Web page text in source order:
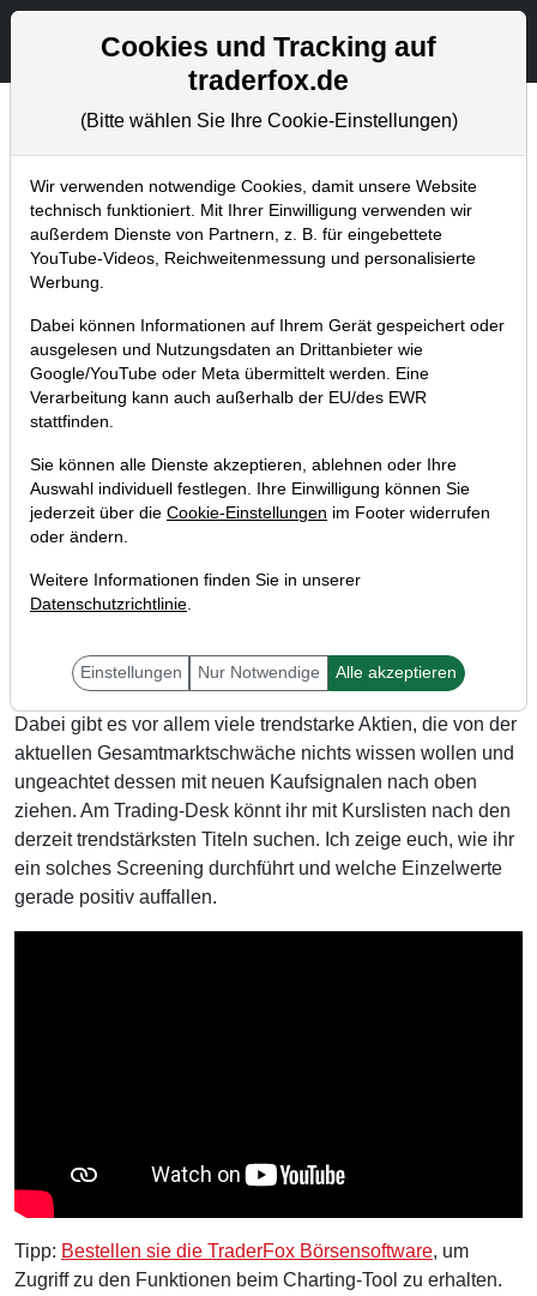
Aktien- und Artikelsuche
Trader-Blog
Home Blog Trader-Blog
Trendstärke - diese deutschen
Aktien ziehen nach oben
21.08.2025 um 09:36 Uhr |A. Zehetner
nachdem der DAX am 10. Juli ein neues Allzeithoch
markiert hat, ist der Index in einer Konsolidierung gefangen.
Dabei gibt es vor allem viele trendstarke Aktien, die von der
aktuellen Gesamtmarktschwäche nichts wissen wollen und
ungeachtet dessen mit neuen Kaufsignalen nach oben
ziehen. Am Trading-Desk könnt ihr mit Kurslisten nach den
derzeit trendstärksten Titeln suchen. Ich zeige euch, wie ihr
ein solches Screening durchführt und welche Einzelwerte
gerade positiv auffallen.
Tipp: Bestellen sie die TraderFox Börsensoftware, um
Zugriff zu den Funktionen beim Charting-Tool zu erhalten.
Cookies und Tracking auf
traderfox.de
(Bitte wählen Sie Ihre Cookie-Einstellungen)
Wir verwenden notwendige Cookies, damit unsere Website
technisch funktioniert. Mit Ihrer Einwilligung verwenden wir
außerdem Dienste von Partnern, z. B. für eingebettete
YouTube-Videos, Reichweitenmessung und personalisierte
Werbung.
Dabei können Informationen auf Ihrem Gerät gespeichert oder
ausgelesen und Nutzungsdaten an Drittanbieter wie
Google/YouTube oder Meta übermittelt werden. Eine
Verarbeitung kann auch außerhalb der EU/des EWR
stattfinden.
Sie können alle Dienste akzeptieren, ablehnen oder Ihre
Auswahl individuell festlegen. Ihre Einwilligung können Sie
jederzeit über die Cookie-Einstellungen im Footer widerrufen
oder ändern.
Weitere Informationen finden Sie in unserer
Datenschutzrichtlinie.
Einstellungen Nur Notwendige Alle akzeptieren